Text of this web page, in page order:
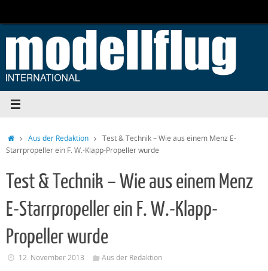
StartAus der Redaktion
Test & Technik – Wie aus einem Menz E-
Starrpropeller ein F. W.-Klapp-Propeller wurde
Test & Technik – Wie aus einem Menz
E-Starrpropeller ein F. W.-Klapp-
Propeller wurde
12. November 2013 Aus der Redaktion